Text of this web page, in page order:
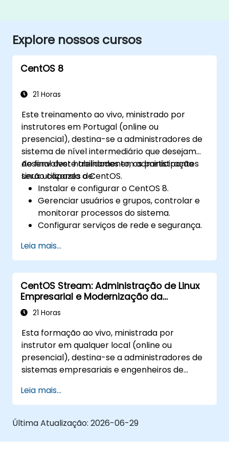
Explore nossos cursos
CentOS 8
21 Horas
Este treinamento ao vivo, ministrado por
instrutores em Portugal (online ou
presencial), destina-se a administradores de
sistema de nível intermediário que desejam
desenvolver habilidades em administração
Linux utilizando o CentOS.
Ao final deste treinamento, os participantes
serão capazes de:
Instalar e configurar o CentOS 8.
Gerenciar usuários e grupos, controlar e
monitorar processos do sistema.
Configurar serviços de rede e segurança.
armazenamento e realizar manutenção
do sistema e resolução de problemas.
Leia mais...
CentOS Stream: Administração de Linux
Empresarial e Modernização da
Infraestrutura
21 Horas
Esta formação ao vivo, ministrada por
instrutor em qualquer local (online ou
presencial), destina-se a administradores de
sistemas empresariais e engenheiros de
plataforma CentOS Stream, gerenciamento
moderno de contêineres, endurecimento de
segurança e automação de infraestrutura.
Leia mais...
Última Atualização: 2026-06-29